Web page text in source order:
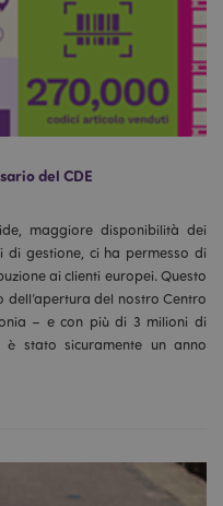
del CDE
maggiore disponibilità dei
di gestione, ci ha permesso di
ai clienti europei. Questo
del nostro Centro
– e con più di 3 milioni di
stato sicuramente un anno